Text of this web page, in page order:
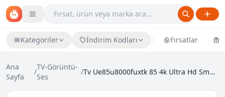
Kategoriler İndirim Kodları Fırsatlar
Ana
Sayfa
/
TV-Görüntü-
Ses
/ Tv Ue85u8000fuxtk 85 4k Ultra Hd Smart Tv P - %10...